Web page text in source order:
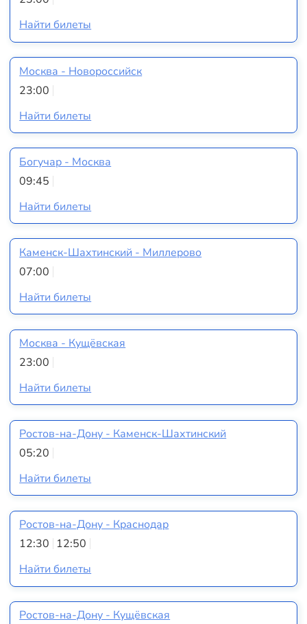
Найти билеты
Москва - Новороссийск
23:00
Найти билеты
Богучар - Москва
09:45
Найти билеты
Каменск-Шахтинский - Миллерово
07:00
Найти билеты
Москва - Кущёвская
23:00
Найти билеты
Ростов-на-Дону - Каменск-Шахтинский
05:20
Найти билеты
Ростов-на-Дону - Краснодар
12:30 12:50
Найти билеты
Ростов-на-Дону - Кущёвская